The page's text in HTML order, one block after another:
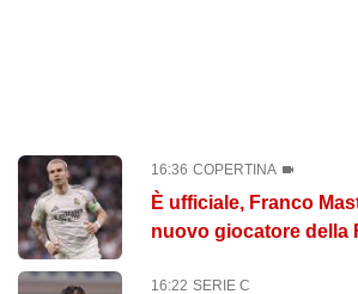
16:36 COPERTINA
È ufficiale, Franco
nuovo giocatore della
16:22 SERIE C